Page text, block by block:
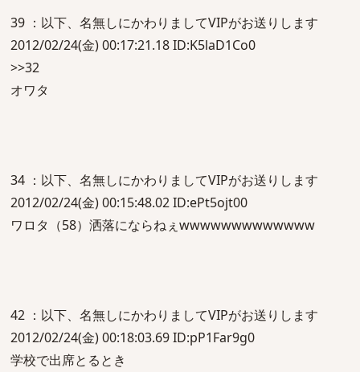
39 ：以下、名無しにかわりましてVIPがお送りします
2012/02/24(金) 00:17:21.18 ID:K5laD1Co0
>>32
オワタ
34 ：以下、名無しにかわりましてVIPがお送りします
2012/02/24(金) 00:15:48.02 ID:ePt5ojt00
ワロタ（58）洒落にならねぇwwwwwwwwwwwww
42 ：以下、名無しにかわりましてVIPがお送りします
2012/02/24(金) 00:18:03.69 ID:pP1Far9g0
学校で出席とるとき